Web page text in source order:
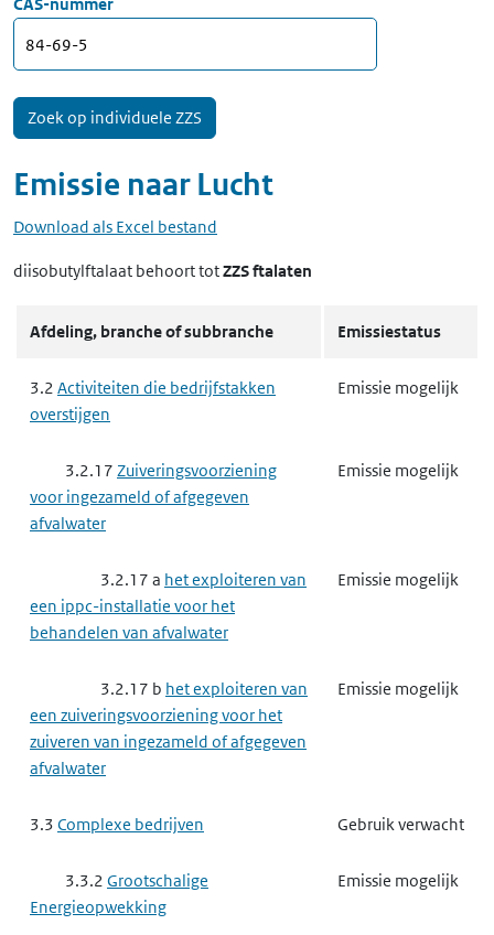
Emissie naar Lucht
Download als Excel bestand
diisobutylftalaat behoort totZZS ftalaten
Afdeling, branche of subbranche Emissiestatus
3.2 Activiteiten die bedrijfstakken
overstijgen
Emissie mogelijk
3.2.17 Zuiveringsvoorziening
voor ingezameld of afgegeven
afvalwater
Emissie mogelijk
3.2.17 a het exploiteren van
een ippc-installatie voor het
behandelen van afvalwater
Emissie mogelijk
3.2.17 b het exploiteren van
een zuiveringsvoorziening voor het
zuiveren van ingezameld of afgegeven
afvalwater
Emissie mogelijk
3.3 Complexe bedrijven Gebruik verwacht
3.3.2 Grootschalige
Energieopwekking
Emissie mogelijk